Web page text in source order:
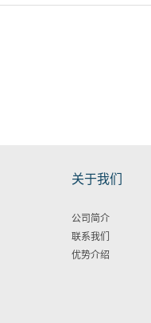
关于我们
公司简介
联系我们
优势介绍